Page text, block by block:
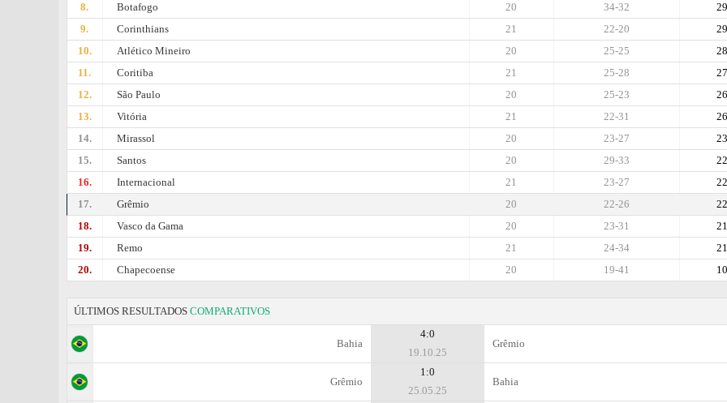
8.
Botafogo 29
34-32
20
9.
Corinthians 29
22-20
21
10.
Atlético Mineiro 28
25-25
20
11.
Coritiba 27
25-28
21
12.
São Paulo 26
25-23
20
13.
Vitória 26
22-31
21
14.
Mirassol 23
23-27
20
15.
Santos 22
29-33
20
16.
Internacional 22
23-27
21
17.
Grêmio 22
22-26
20
18.
Vasco da Gama 21
23-31
20
19.
Remo 21
24-34
21
20.
Chapecoense 10
19-41
20
ÚLTIMOS RESULTADOS COMPARATIVOS
Bahia
4:0
19.10.25
Grêmio
Grêmio
1:0
25.05.25
Bahia